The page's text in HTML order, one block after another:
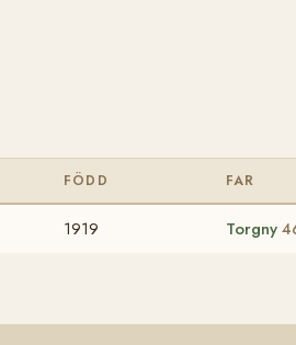
FÖDD FAR
1919 Torgny